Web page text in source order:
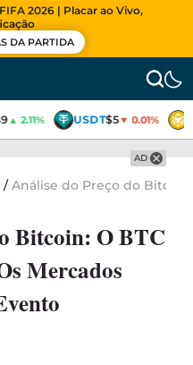
2026 | Placar ao Vivo,
DA PARTIDA
▲ 2.11% USDT$5▼ 0.01%
AD
/Análise do Preço do
Bitcoin: O BTC
Mercados